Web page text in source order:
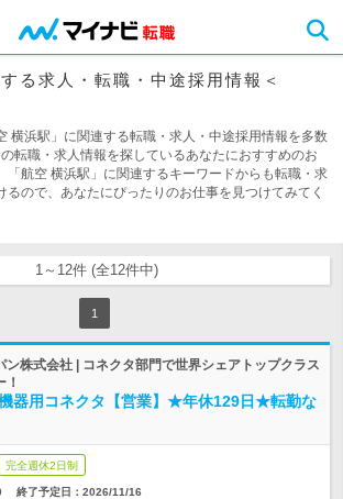
る求人・転職・中途採用情報＜
横浜駅」に関連する転職・求人・中途採用情報を多数
転職・求人情報を探しているあなたにおすすめのお
「航空 横浜駅」に関連するキーワードからも転職・求
るので、あなたにぴったりのお仕事を見つけてみてく
1～12件 (全12件中)
1
ン株式会社 | コネクタ部門で世界シェアトップクラス
機器用コネクタ【営業】★年休129日★転勤な
完全週休2日制
終了予定日： 2026/11/16